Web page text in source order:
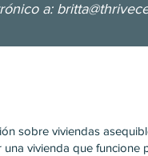
a:
sobre viviendas
vivienda que funcione